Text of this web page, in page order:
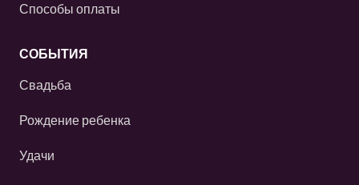
Способы оплаты
СОБЫТИЯ
Свадьба
Рождение ребенка
Удачи